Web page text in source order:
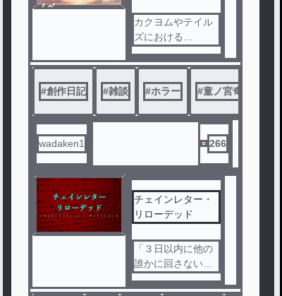
しかし透子はかつ
て「トーコさん」
と呼ばれて、都市
名が知れた怪異だ
った。
あらゆる退魔師が
挑んだものの、全
員が祓えずに匙を
人か人外か。それ
は本人にもわから
ない。今は全国に
異譚を収集して書
き綴る日々だ。
ノベ
カクヨムやテイル
ズにおける
近況ノートや掲示
板のように
創作の進捗日記に
してゆきます。
あくまで副次的な
物ですが
ご興味のある方は
どうぞよろしくお
#創作日記 #雑談 #ホラー #童ノ宮奇談シリ
wadaken1 266
チェインレター・
リローデッド
「３日以内に他の
誰かに回さないと
死ぬ手紙」——通
称「チェインレタ